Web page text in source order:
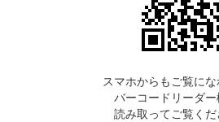
スマホからもご覧にな
バーコードリーダ
読み取ってご覧くだ